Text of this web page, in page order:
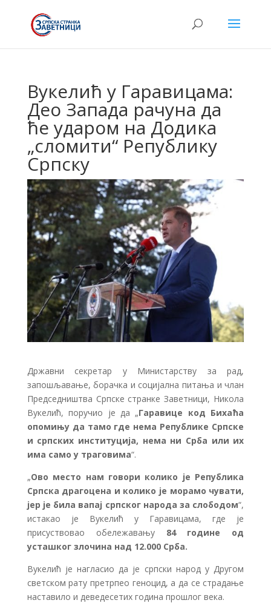
Вукелић у Гаравицама:
Део Запада рачуна да
ће ударом на Додика
„сломити“ Републику
Српску
Државни секретар у Министарству за рад,
запошљавање, борачка и социјална питања и члан
Председништва Српске странке Заветници, Никола
Вукелић, поручио је да „Гаравице код Бихаћа
опомињу да тамо где нема Републике Српске
и српских институција, нема ни Срба или их
има само у траговима“.
„Ово место нам говори колико је Република
Српска драгоцена и колико је морамо чувати,
јер је била вапај српског народа за слободом“,
истакао је Вукелић у Гаравицама, где је
присуствовао обележавању 84 године од
усташког злочина над 12.000 Срба.
Вукелић је нагласио да је српски народ у Другом
светском рату претрпео геноцид, а да се страдање
наставило и деведесетих година прошлог века.